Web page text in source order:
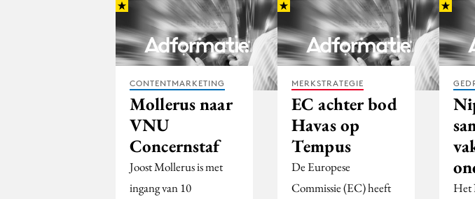
CONTENTMARKETING
Mollerus naar
VNU
Concernstaf
Joost Mollerus is met
ingang van 10
MERKSTRATEGIE
EC achter bod
Havas op
Tempus
De Europese
Commissie (EC) heeft
Het